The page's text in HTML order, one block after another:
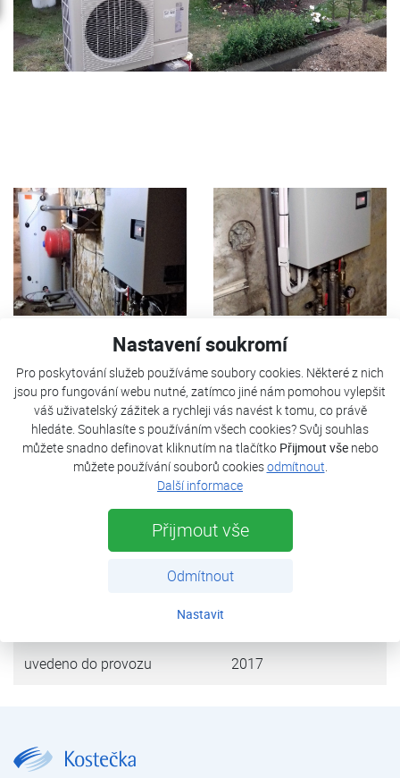
Nastavení soukromí
Pro poskytování služeb používáme soubory cookies. Některé z nich
jsou pro fungování webu nutné, zatímco jiné nám pomohou vylepšit
váš uživatelský zážitek a rychleji vás navést k tomu, co právě
hledáte. Souhlasíte s používáním všech cookies? Svůj souhlas
můžete snadno definovat kliknutím na tlačítko Přijmout všenebo
můžete používání souborů cookiesodmítnout.
Další informace
Přijmout vše
Odmítnout
Nastavit
Tepelné čerpadlo FUJI Kaiteki 12T je použito pro vytápění
rodinného domu a ohřevu teplé užitkové vody. Jako
bivalentní zdroj slouží elektrokotel instalovaný v tepelném
čerpadle.
tepelná ztráta objektu 9,3 kW
FUJI Kaiteki 12T
11,2 kW
uvedeno do provozu 2017